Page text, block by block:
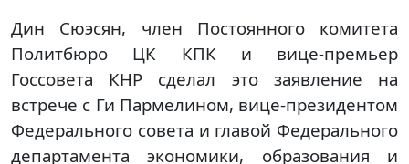
Дин Сюэсян, член Постоянного комитета
Политбюро ЦК КПК и вице-премьер
Госсовета КНР сделал это заявление на
встрече с Ги Пармелином, вице-президентом
Федерального совета и главой Федерального
департамента экономики, образования и